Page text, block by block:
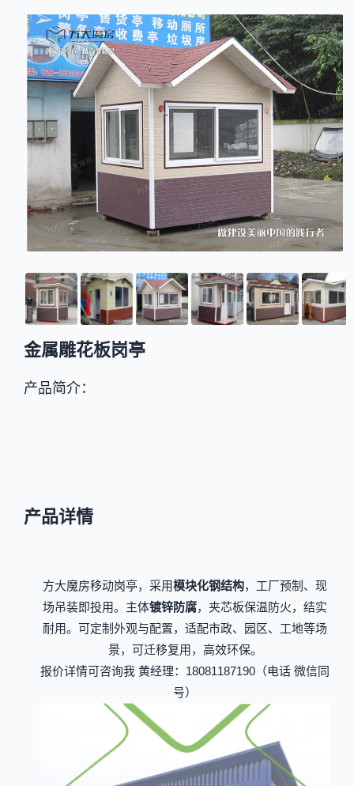
金属雕花板岗亭
产品简介：
产品详情
方大魔房移动岗亭，采用模块化钢结构，工厂预制、现
场吊装即投用。主体镀锌防腐，夹芯板保温防火，结实
耐用。可定制外观与配置，适配市政、园区、工地等场
景，可迁移复用，高效环保。
报价详情可咨询我 黄经理：18081187190（电话 微信同
号）